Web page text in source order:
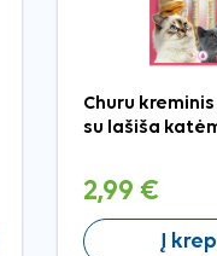
Churu
su lašiša
2,99 €
Į